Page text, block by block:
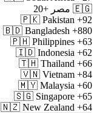
🇪🇬 مصر +20
🇵🇰 Pakistan +92
🇧🇩 Bangladesh +880
🇵🇭 Philippines +63
🇮🇩 Indonesia +62
🇹🇭 Thailand +66
🇻🇳 Vietnam +84
🇲🇾 Malaysia +60
🇸🇬 Singapore +65
🇳🇿 New Zealand +64